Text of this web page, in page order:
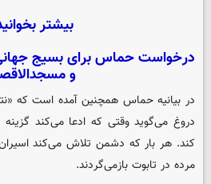
بیشتر
درخواست حماس برای بسیج
و
در بیانیه حماس همچنین آمده است که
دروغ می‌گوید وقتی که ادعا می‌کند گزینه
کند. هر بار که دشمن تلاش می‌کند اسیران
مرده در تابوت بازمی‌گردند.